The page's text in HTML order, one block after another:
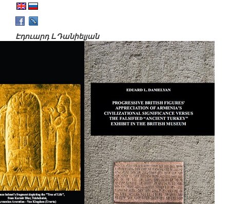
Էդուարդ Լ.Դանիելյան